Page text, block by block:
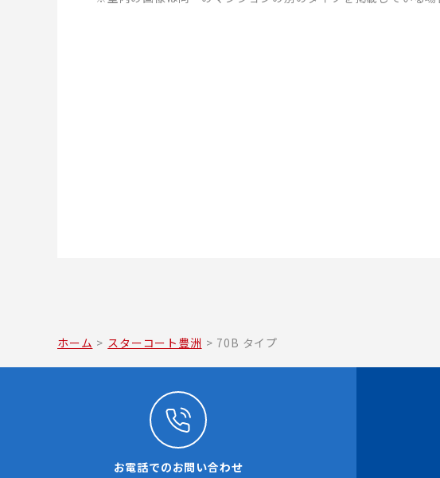
ホーム > スターコート豊洲 > 70B タイプ
お電話でのお問い合わせ